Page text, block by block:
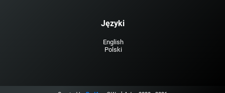
Języki
English
Polski